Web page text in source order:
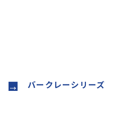
バークレーシリーズ